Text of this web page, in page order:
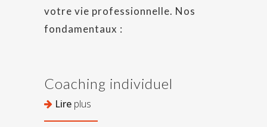
votre vie professionnelle. Nos
fondamentaux :
Coaching individuel
Lire plus